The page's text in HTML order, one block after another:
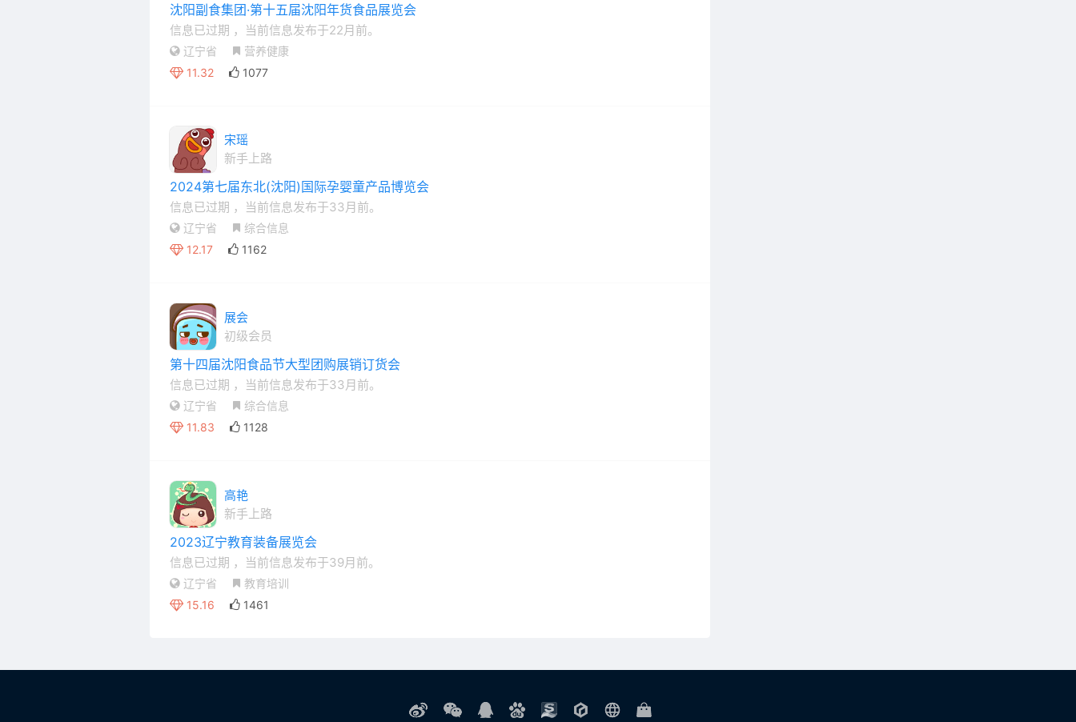
沈阳副食集团·第十五届沈阳年货食品展览会
信息已过期 ，当前信息发布于22月前。
辽宁省
营养健康
11.32
1077
宋瑶
新手上路
2024第七届东北(沈阳)国际孕婴童产品博览会
信息已过期 ，当前信息发布于33月前。
辽宁省
综合信息
12.17
1162
展会
初级会员
第十四届沈阳食品节大型团购展销订货会
信息已过期 ，当前信息发布于33月前。
辽宁省
综合信息
11.83
1128
高艳
新手上路
2023辽宁教育装备展览会
信息已过期 ，当前信息发布于39月前。
辽宁省
教育培训
15.16
1461